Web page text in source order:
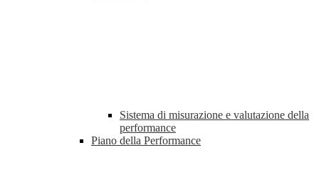
Sistema di misurazione e valutazione della
performance
Piano della Performance